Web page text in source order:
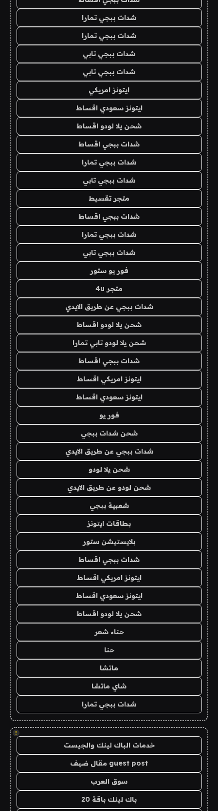
شدات ببجي تمارا
شدات ببجي تمارا
شدات ببجي تابي
شدات ببجي تابي
ايتونز امريكي
ايتونز سعودي اقساط
شحن يلا لودو اقساط
شدات ببجي اقساط
شدات ببجي تمارا
شدات ببجي تابي
متجر تقسيط
شدات ببجي اقساط
شدات ببجي تمارا
شدات ببجي تابي
فور يو ستور
متجر 4u
شدات ببجي عن طريق الايدي
شحن يلا لودو اقساط
شحن يلا لودو تابي تمارا
شدات ببجي اقساط
ايتونز امريكي اقساط
ايتونز سعودي اقساط
فور يو
شحن شدات ببجي
شدات ببجي عن طريق الايدي
شحن يلا لودو
شحن لودو عن طريق الايدي
شعبية ببجي
بطاقات ايتونز
بلايستيشن ستور
شدات ببجي اقساط
ايتونز امريكي اقساط
ايتونز سعودي اقساط
شحن يلا لودو اقساط
حناء شعر
حنا
ماتشا
شاي ماتشا
شدات ببجي تمارا
!
خدمات الباك لينك والجيست
guest post مقال ضيف
سوق العرب
باك لينك باقة 20